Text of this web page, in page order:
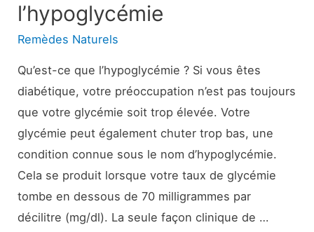
effets
secondaires,
l’hypoglycémie
Remèdes Naturels
Qu’est-ce que l’hypoglycémie ? Si vous êtes
diabétique, votre préoccupation n’est pas toujours
que votre glycémie soit trop élevée. Votre
glycémie peut également chuter trop bas, une
condition connue sous le nom d’hypoglycémie.
Cela se produit lorsque votre taux de glycémie
tombe en dessous de 70 milligrammes par
décilitre (mg/dl). La seule façon clinique de …